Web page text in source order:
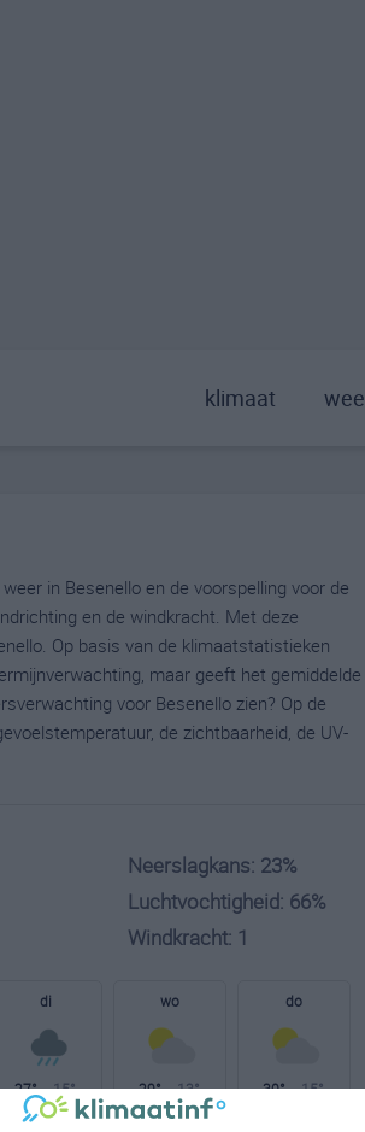
klimaat
in Besenello en de voorspelling voor de
en de windkracht. Met deze
Op basis van de klimaatstatistieken
maar geeft het gemiddelde
voor Besenello zien? Op de
de zichtbaarheid, de UV-
Neerslagkans: 23%
Luchtvochtigheid: 66%
Windkracht: 1
di
27° 15°
wo
29° 13°
do
30° 15°